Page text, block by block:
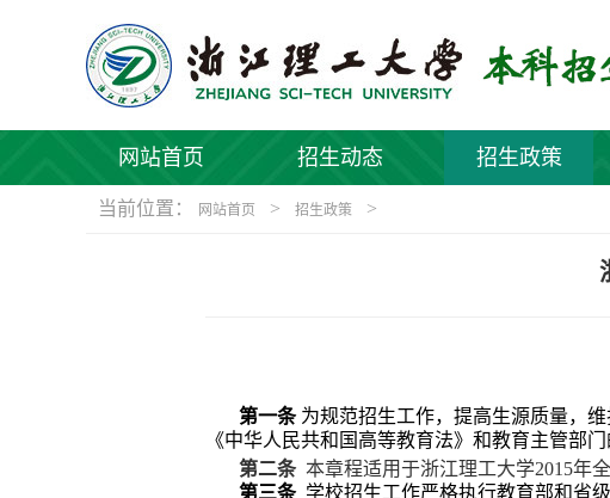
网站首页 招生动态 招生政策
当前位置： 网站首页 > 招生政策 >
第一条 为规范招生工作，提高生源质量，
《中华人民共和国高等教育法》和教育主管部
第二条 本章程适用于浙江理工大学2015年
第三条 学校招生工作严格执行教育部和省